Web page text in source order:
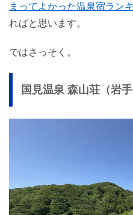
まってよかった温泉宿ランキ
ればと思います。
ではさっそく。
国見温泉 森山荘（岩手